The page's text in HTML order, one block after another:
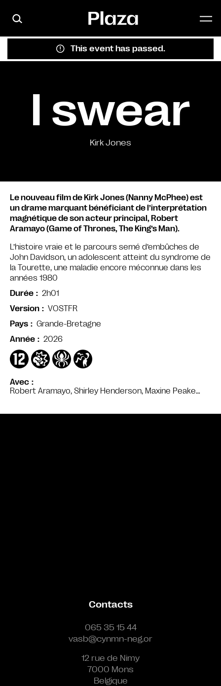
This event has passed.
I swear
Kirk Jones
Avec
Robert Aramayo, Shirley Henderson, Maxine Peake…
Le nouveau film de Kirk Jones (Nanny McPhee) est
un drame marquant bénéficiant de l’interprétation
magnétique de son acteur principal, Robert
Aramayo (Game of Thrones, The King’s Man).
L’histoire vraie et le parcours semé d’embûches de
John Davidson, un adolescent atteint du syndrome de
la Tourette, une maladie encore méconnue dans les
années 1980
Durée
2h01
Version
VOSTFR
Pays
Grande-Bretagne
Année
2026
Contacts
065 35 15 44
vasb@cynmn-neg.or
12 rue de Nimy
7000 Mons
Belgique